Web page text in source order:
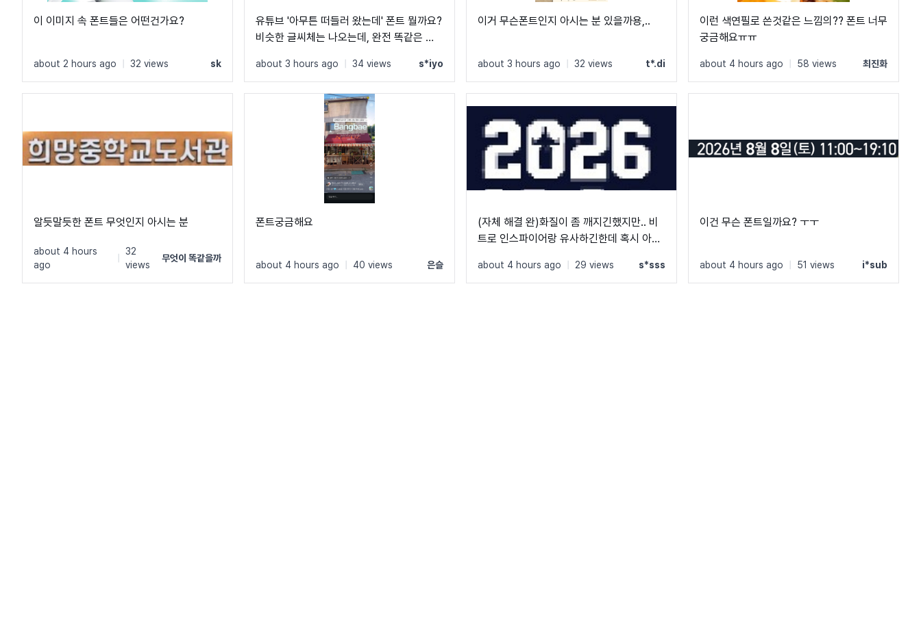
이 이미지 속 폰트들은 어떤건가요?
about 2 hours ago 32 views sk
유튜브 '아무튼 떠들러 왔는데' 폰트 뭘까요?
비슷한 글씨체는 나오는데, 완전 똑같은 폰
about 3 hours ago 34 views s*iyo
이거 무슨폰트인지 아시는 분 있을까용,..
about 3 hours ago 32 views t*.di
이런 색연필로 쓴것같은 느낌의?? 폰트 너무
궁금해요ㅠㅠ
about 4 hours ago 58 views 최진화
알듯말듯한 폰트 무엇인지 아시는 분
about 4 hours
ago
32
views
무엇이 똑같을까
폰트궁금해요
about 4 hours ago 40 views 은슬
(자체 해결 완)화질이 좀 깨지긴했지만.. 비
트로 인스파이어랑 유사하긴한데 혹시 아시
about 4 hours ago 29 views s*sss
이건 무슨 폰트일까요? ㅜㅜ
about 4 hours ago 51 views i*sub